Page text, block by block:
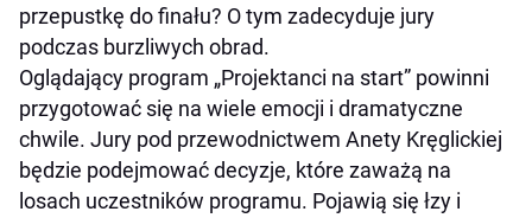
przepustkę do finału? O tym zadecyduje jury
podczas burzliwych obrad.
Oglądający program „Projektanci na start” powinni
przygotować się na wiele emocji i dramatyczne
chwile. Jury pod przewodnictwem Anety Kręglickiej
będzie podejmować decyzje, które zaważą na
losach uczestników programu. Pojawią się łzy i